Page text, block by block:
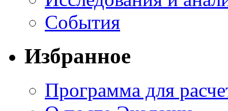
События
Избранное
Программа для